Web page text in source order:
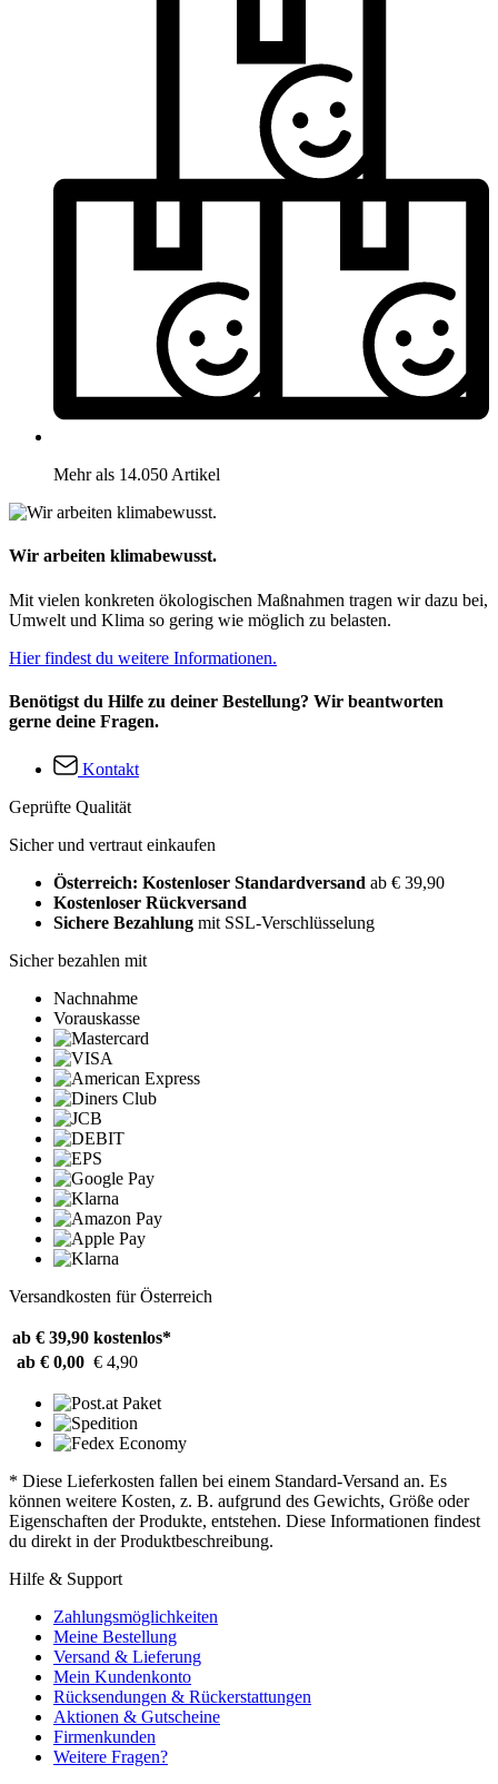
Mehr als 14.050 Artikel
Wir arbeiten klimabewusst.
Mit vielen konkreten ökologischen Maßnahmen tragen wir dazu bei,
Umwelt und Klima so gering wie möglich zu belasten.
Hier findest du weitere Informationen.
Benötigst du Hilfe zu deiner Bestellung? Wir beantworten
gerne deine Fragen.
Kontakt
Geprüfte Qualität
Sicher und vertraut einkaufen
Österreich: Kostenloser Standardversand ab € 39,90
Kostenloser Rückversand
Sichere Bezahlung mit SSL-Verschlüsselung
Sicher bezahlen mit
Nachnahme
Vorauskasse
Versandkosten für Österreich
ab € 39,90 kostenlos*
ab € 0,00 € 4,90
* Diese Lieferkosten fallen bei einem Standard-Versand an. Es
können weitere Kosten, z. B. aufgrund des Gewichts, Größe oder
Eigenschaften der Produkte, entstehen. Diese Informationen findest
du direkt in der Produktbeschreibung.
Hilfe & Support
Zahlungsmöglichkeiten
Meine Bestellung
Versand & Lieferung
Mein Kundenkonto
Rücksendungen & Rückerstattungen
Aktionen & Gutscheine
Firmenkunden
Weitere Fragen?